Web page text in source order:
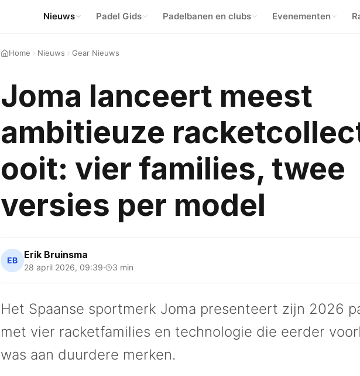
Nieuws Padel Gids Padelbanen en clubs Evenementen
Home Nieuws Gear Nieuws
Joma lanceert meest
ambitieuze
ooit: vier families, twee
versies per model
EB Erik Bruinsma
28 april 2026, 09:39· 3 min
Het Spaanse sportmerk Joma presenteert zijn 2026
met vier racketfamilies en technologie die eerder
was aan duurdere merken.